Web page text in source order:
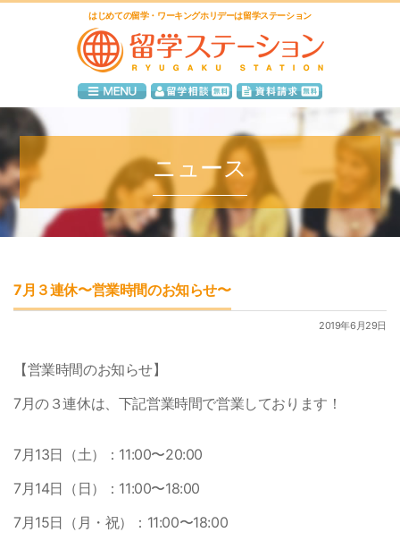
はじめての留学・ワーキングホリデーは留学ステーション
ニュース
7月３連休〜営業時間のお知らせ〜
2019年6月29日
【営業時間のお知らせ】
7月の３連休は、下記営業時間で営業しております！
7月13日（土）：11:00〜20:00
7月14日（日）：11:00〜18:00
7月15日（月・祝）：11:00〜18:00